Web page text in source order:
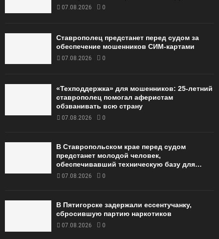
07.08.2026 0
Ставрополец предстанет перед судом за
обеспечение мошенников СИМ-картами
07.08.2026 0
«Техподдержка» для мошенников: 25-летний
ставрополец помогал аферистам
обзванивать всю страну
07.08.2026 0
В Ставропольском крае перед судом
предстанет молодой человек,
обеспечивавший техническую базу для…
07.08.2026 0
В Пятигорске задержали ессентучанку,
сбросившую партию наркотиков
07.08.2026 0